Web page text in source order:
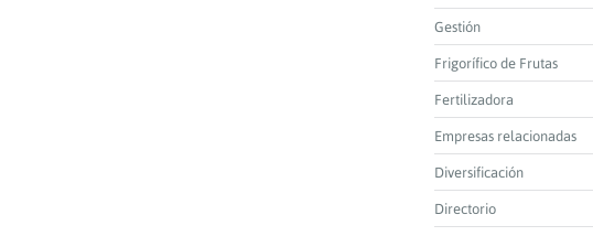
Gestión
Frigorífico de Frutas
Fertilizadora
Empresas relacionadas
Diversificación
Directorio